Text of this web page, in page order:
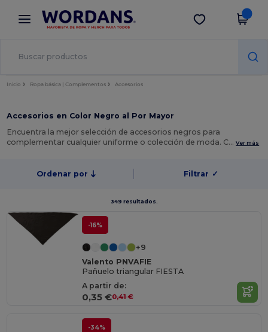
× App de Wordans
¡Mejores precios en app!
Descargar app
Inicio Ropa básica | Complementos Accesorios
Accesorios en Color Negro al Por Mayor
Encuentra la mejor selección de accesorios negros para
complementar cualquier uniforme o colección de moda. C…Ver más
Ordenar por Filtrar ✓
349 resultados.
-16%
+9
Valento PNVAFIE
Pañuelo triangular FIESTA
A partir de:
0,35 €0,41 €
-34%